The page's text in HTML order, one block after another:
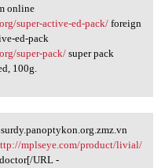
online
super-active-ed-pack/foreign
ed-pack
super-pack/super pack
100g.
mplseye.com/product/livial/
URL -